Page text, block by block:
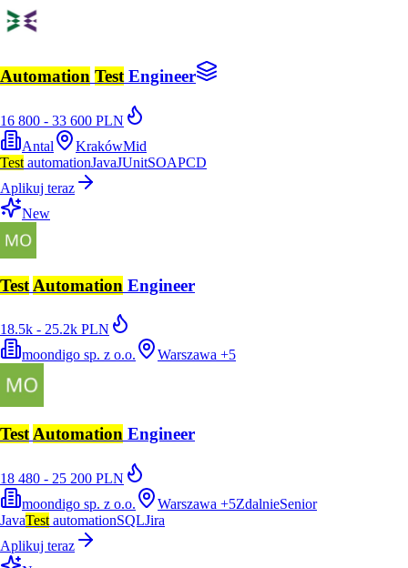
Automation Test Engineer
16 800 - 33 600 PLN
Antal
KrakówMid
Test automationJavaJUnitSOAPCD
Aplikuj teraz
New
Test Automation Engineer
18.5k - 25.2k PLN
moondigo sp. z o.o.
Warszawa +5
Test Automation Engineer
18 480 - 25 200 PLN
moondigo sp. z o.o.
Warszawa +5ZdalnieSenior
JavaTest automationSQLJira
Aplikuj teraz